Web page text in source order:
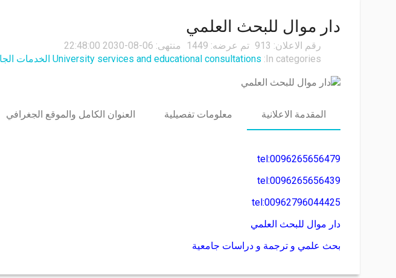
دار موال للبحث العلمي
رقم الاعلان: 913 تم عرضه: 1449 منتهى: 2030-08-06 22:48:00
In categories: University services and educational consultations الخدمات الجامعية والاستشارات التعليمية
المقدمة الاعلانية معلومات تفصيلية العنوان الكامل والموقع الجغرافي
tel:0096265656479
tel:0096265656439
tel:00962796044425
دار موال للبحث العلمي
بحث علمي و ترجمة و دراسات جامعية